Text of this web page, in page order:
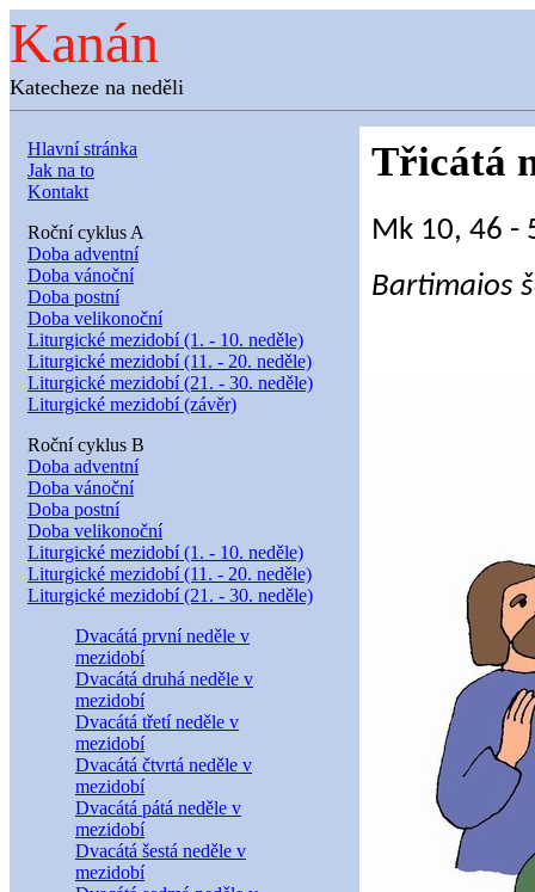
Kanán
Katecheze na neděli
Hlavní stránka
Jak na to
Kontakt
Roční cyklus A
Doba adventní
Doba vánoční
Doba postní
Doba velikonoční
Liturgické mezidobí (1. - 10. neděle)
Liturgické mezidobí (11. - 20. neděle)
Liturgické mezidobí (21. - 30. neděle)
Liturgické mezidobí (závěr)
Roční cyklus B
Doba adventní
Doba vánoční
Doba postní
Doba velikonoční
Liturgické mezidobí (1. - 10. neděle)
Liturgické mezidobí (11. - 20. neděle)
Liturgické mezidobí (21. - 30. neděle)
Dvacátá první neděle v
mezidobí
Dvacátá druhá neděle v
mezidobí
Dvacátá třetí neděle v
mezidobí
Dvacátá čtvrtá neděle v
mezidobí
Dvacátá pátá neděle v
mezidobí
Dvacátá šestá neděle v
mezidobí
Třicátá
Mk 10, 46 -
Bartimaios